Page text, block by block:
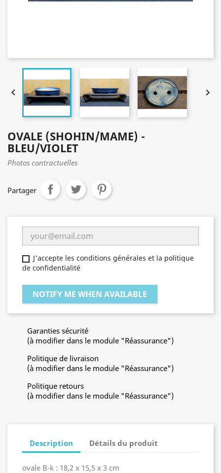
 
OVALE (SHOHIN/MAME) -
BLEU/VIOLET
Photos contractuelles
Partager
J'accepte les conditions générales et la politique
de confidentialité
NOTIFY ME WHEN AVAILABLE
Garanties sécurité
(à modifier dans le module "Réassurance")
Politique de livraison
(à modifier dans le module "Réassurance")
Politique retours
(à modifier dans le module "Réassurance")
Description Détails du produit
ovale B-k : 18,2 x 15,5 x 3 cm